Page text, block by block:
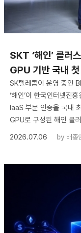
SKT ‘해인’ 클러
GPU 기반 국내 첫
SK텔레콤이 운영 중인
‘해인’이 한국인터넷진
IaaS 부문 인증을 국내
GPU로 구성된 해인 클
2026.07.06
by 배종